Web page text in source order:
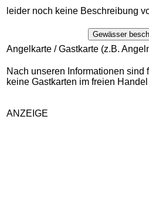
leider noch keine Beschreibung
Gewässer
Angelkarte / Gastkarte (z.B.
Nach unseren Informationen sind
keine Gastkarten im freien
ANZEIGE